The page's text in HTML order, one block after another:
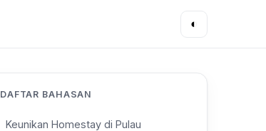
◐
DAFTAR BAHASAN
Keunikan Homestay di Pulau